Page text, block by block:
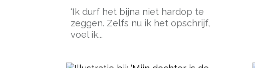
‘Ik durf het bijna niet hardop te
zeggen. Zelfs nu ik het opschrijf,
voel ik...